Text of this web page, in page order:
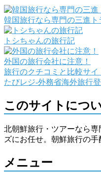
韓国旅行なら専門の三進ト
トシちゃんの旅行記
外国の旅行会社に注意！
旅行のクチコミと比較サ
たびレジ-外務省海外旅行
このサイトにつ
北朝鮮旅行・ツアーなら
ズにお任せ。朝鮮旅行の手
メニュー